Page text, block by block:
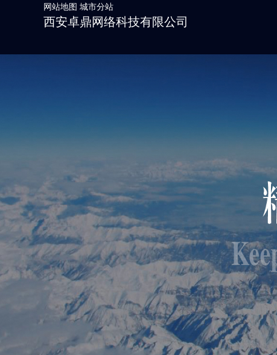
网站地图 城市分站
西安卓鼎网络科技有限公司